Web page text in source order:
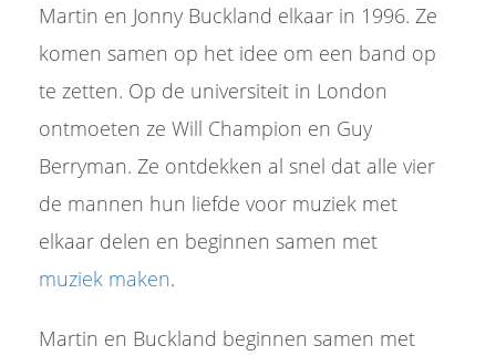
Martin en Jonny Buckland elkaar in 1996. Ze
komen samen op het idee om een band op
te zetten. Op de universiteit in London
ontmoeten ze Will Champion en Guy
Berryman. Ze ontdekken al snel dat alle vier
de mannen hun liefde voor muziek met
elkaar delen en beginnen samen met
muziek maken.
Martin en Buckland beginnen samen met